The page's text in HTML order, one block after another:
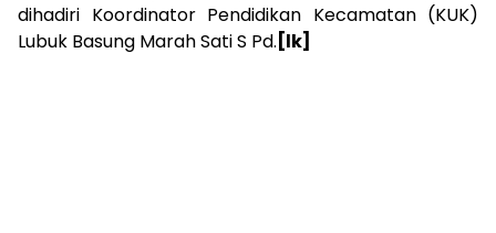
dihadiri Koordinator Pendidikan Kecamatan (KUK)
Lubuk Basung Marah Sati S Pd. [lk]